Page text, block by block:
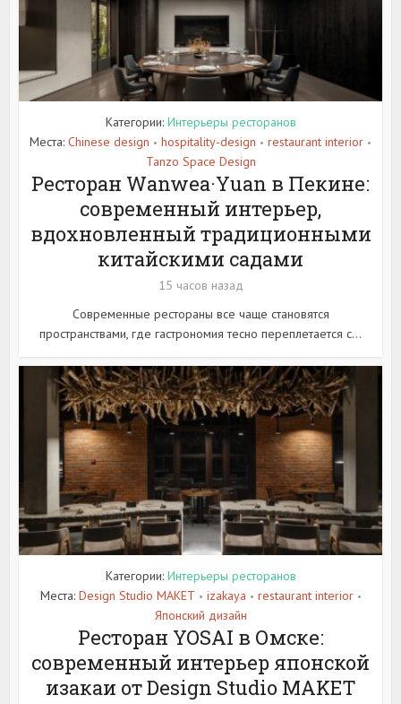
Категории: Интерьеры ресторанов
Места: Chinese design • hospitality-design • restaurant interior •
Tanzo Space Design
Ресторан Wanwea·Yuan в Пекине:
современный интерьер,
вдохновленный традиционными
китайскими садами
15 часов назад
Современные рестораны все чаще становятся
пространствами, где гастрономия тесно переплетается с...
Категории: Интерьеры ресторанов
Места: Design Studio MAKET • izakaya • restaurant interior •
Японский дизайн
Ресторан YOSAI в Омске:
современный интерьер японской
изакаи от Design Studio MAKET